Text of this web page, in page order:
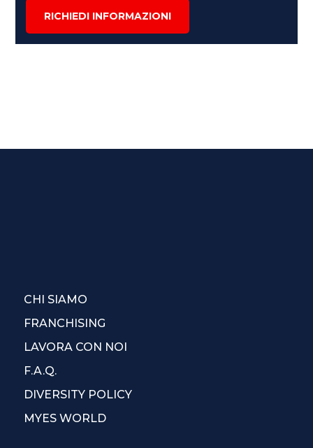
RICHIEDI INFORMAZIONI
CHI SIAMO
FRANCHISING
LAVORA CON NOI
F.A.Q.
DIVERSITY POLICY
MYES WORLD